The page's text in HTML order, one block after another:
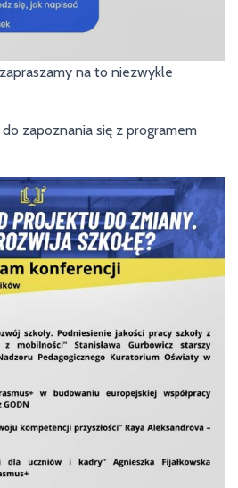
na to niezwykle
zapoznania się z programem